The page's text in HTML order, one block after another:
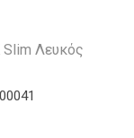
Λευκός